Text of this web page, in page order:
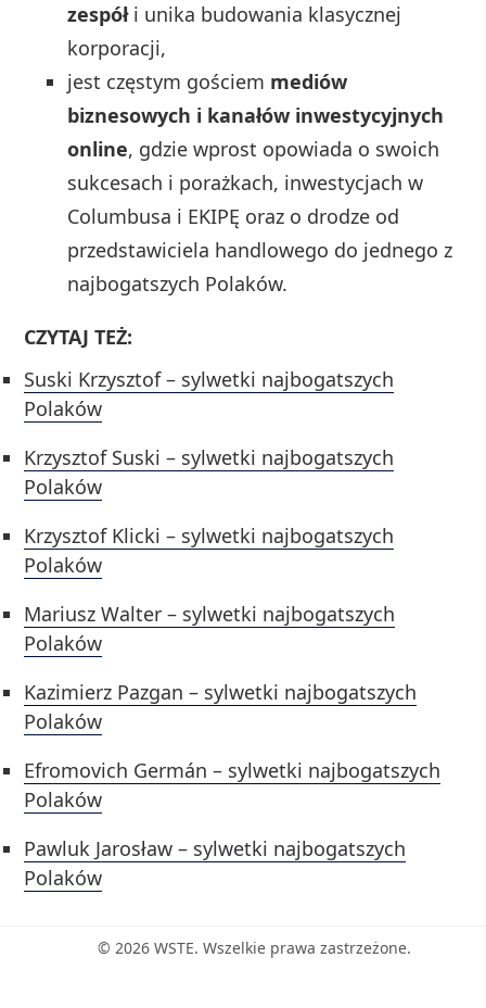
zespółi unika budowania klasycznej
korporacji,
jest częstym gościem mediów
biznesowych i kanałów inwestycyjnych
online, gdzie wprost opowiada o swoich
sukcesach i porażkach, inwestycjach w
Columbusa i EKIPĘ oraz o drodze od
przedstawiciela handlowego do jednego z
najbogatszych Polaków.
CZYTAJ TEŻ:
Suski Krzysztof – sylwetki najbogatszych
Polaków
Krzysztof Suski – sylwetki najbogatszych
Polaków
Krzysztof Klicki – sylwetki najbogatszych
Polaków
Mariusz Walter – sylwetki najbogatszych
Polaków
Kazimierz Pazgan – sylwetki najbogatszych
Polaków
Efromovich Germán – sylwetki najbogatszych
Polaków
Pawluk Jarosław – sylwetki najbogatszych
Polaków
© 2026 WSTE. Wszelkie prawa zastrzeżone.